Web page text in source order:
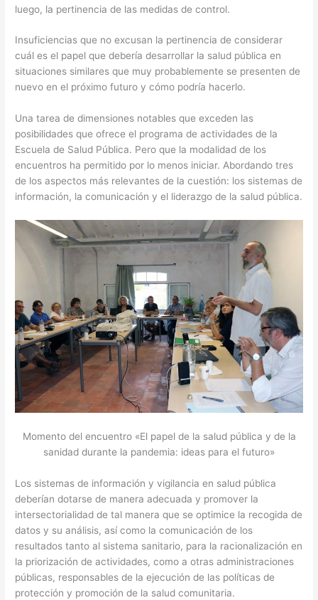
luego, la pertinencia de las medidas de control.
Insuficiencias que no excusan la pertinencia de considerar
cuál es el papel que debería desarrollar la salud pública en
situaciones similares que muy probablemente se presenten de
nuevo en el próximo futuro y cómo podría hacerlo.
Una tarea de dimensiones notables que exceden las
posibilidades que ofrece el programa de actividades de la
Escuela de Salud Pública. Pero que la modalidad de los
encuentros ha permitido por lo menos iniciar. Abordando tres
de los aspectos más relevantes de la cuestión: los sistemas de
información, la comunicación y el liderazgo de la salud pública.
Momento del encuentro «El papel de la salud pública y de la
sanidad durante la pandemia: ideas para el futuro»
Los sistemas de información y vigilancia en salud pública
deberían dotarse de manera adecuada y promover la
intersectorialidad de tal manera que se optimice la recogida de
datos y su análisis, así como la comunicación de los
resultados tanto al sistema sanitario, para la racionalización en
la priorización de actividades, como a otras administraciones
públicas, responsables de la ejecución de las políticas de
protección y promoción de la salud comunitaria.